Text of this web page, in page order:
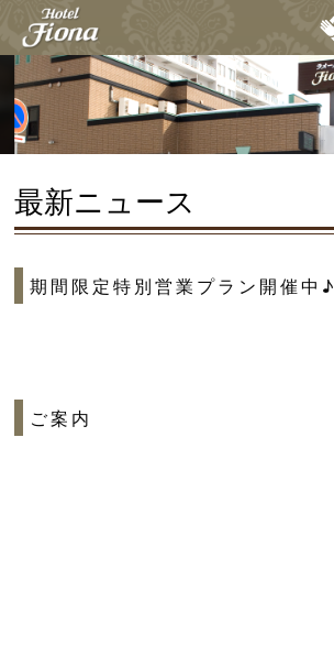
最新ニュース
期間限定特別営業プラン開催中♪
ご案内